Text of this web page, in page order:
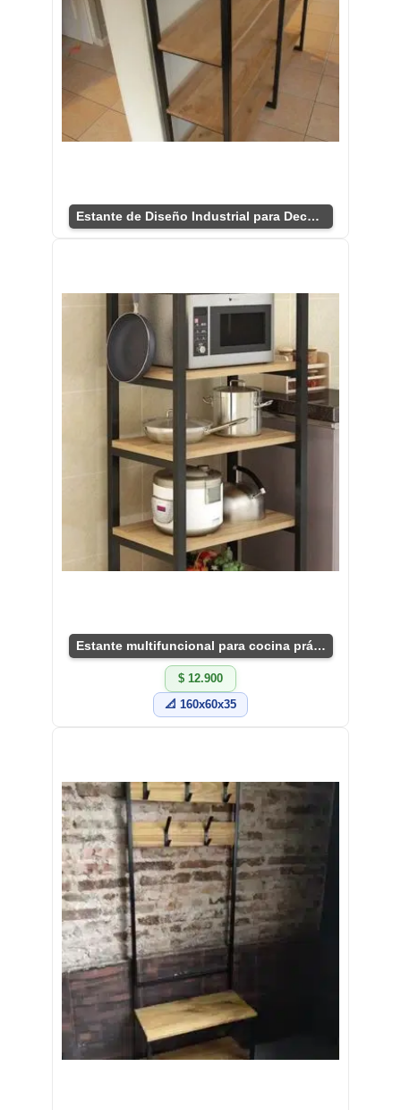
Estante de Diseño Industrial para Decorar
Estante multifuncional para cocina práctico
$ 12.900
📐 160x60x35